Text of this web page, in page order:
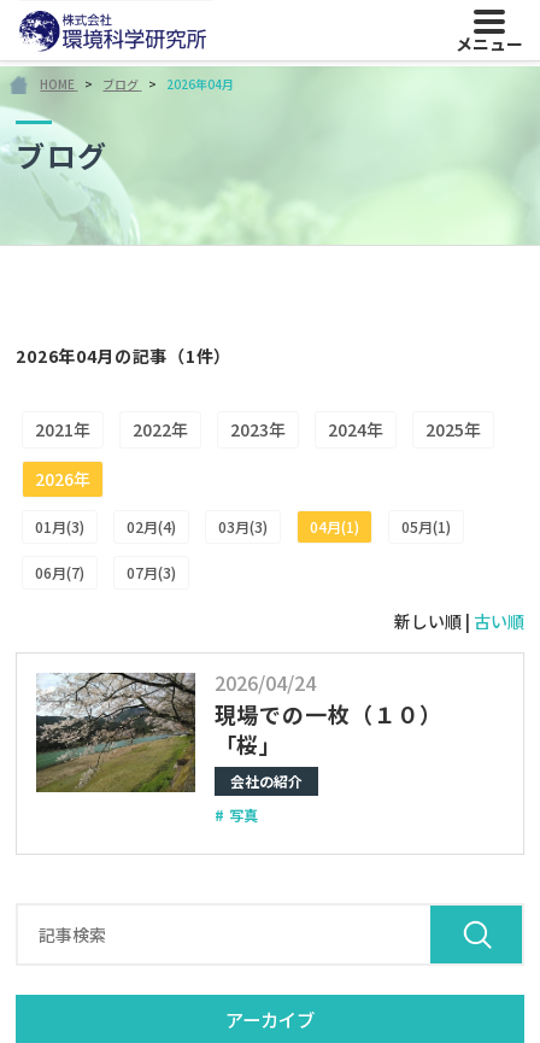
メニュー
HOME ブログ 2026年04月
ブログ
2026年04月の記事（1件）
2021年 2022年 2023年 2024年 2025年
2026年
01月(3) 02月(4) 03月(3) 04月(1) 05月(1)
06月(7) 07月(3)
新しい順 | 古い順
2026/04/24
現場での一枚（１０）
「桜」
会社の紹介
写真
アーカイブ